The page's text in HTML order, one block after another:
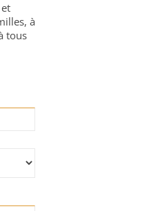
à
tous